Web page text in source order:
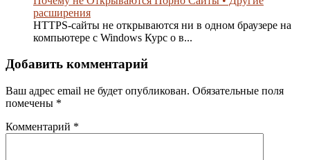
расширения
HTTPS-сайты не открываются ни в одном браузере на
компьютере с Windows Курс о в...
Добавить комментарий
Ваш адрес email не будет опубликован. Обязательные поля
помечены *
Комментарий *